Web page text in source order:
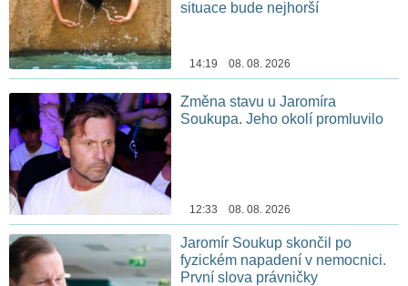
situace bude nejhorší
14:19 08. 08. 2026
Změna stavu u Jaromíra
Soukupa. Jeho okolí promluvilo
12:33 08. 08. 2026
Jaromír Soukup skončil po
fyzickém napadení v nemocnici.
První slova právničky